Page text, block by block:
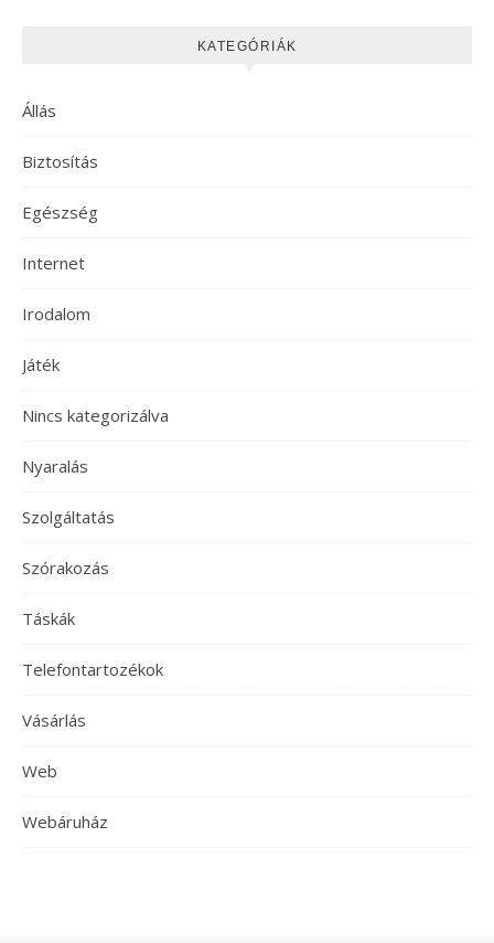
KATEGÓRIÁK
Állás
Biztosítás
Egészség
Internet
Irodalom
Játék
Nincs kategorizálva
Nyaralás
Szolgáltatás
Szórakozás
Táskák
Telefontartozékok
Vásárlás
Web
Webáruház